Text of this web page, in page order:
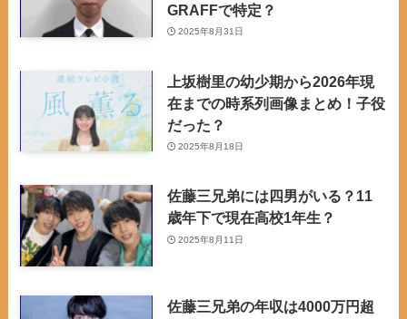
GRAFFで特定？
2025年8月31日
上坂樹里の幼少期から2026年現
在までの時系列画像まとめ！子役
だった？
2025年8月18日
佐藤三兄弟には四男がいる？11
歳年下で現在高校1年生？
2025年8月11日
佐藤三兄弟の年収は4000万円超